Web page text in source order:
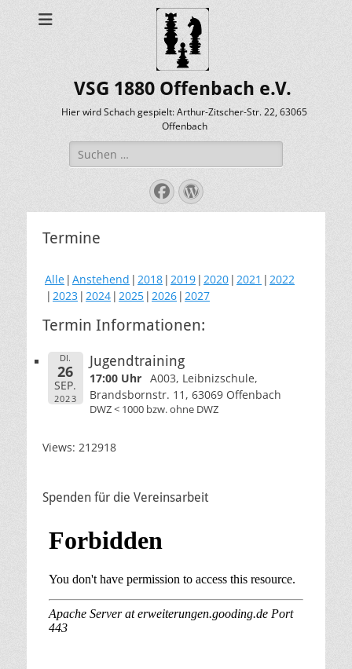
VSG 1880 Offenbach e.V.
Hier wird Schach gespielt: Arthur-Zitscher-Str. 22, 63065
Offenbach
Suche
nach:
Facebook
WordPress
Termine
Alle Anstehend 2018 2019 2020 2021
2022
2023 2024 2025 2026 2027
Termin Informationen:
DI.
26
SEP.
2023
Jugendtraining
17:00 Uhr A003, Leibnizschule,
Brandsbornstr. 11, 63069 Offenbach
DWZ < 1000 bzw. ohne DWZ
Views: 212918
Spenden für die Vereinsarbeit